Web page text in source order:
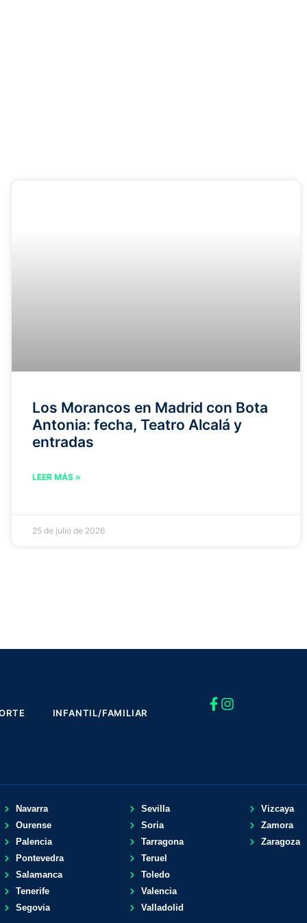
Los Morancos en Madrid con Bota
Antonia: fecha, Teatro Alcalá y
entradas
LEER MÁS »
25 de julio de 2026
INFANTIL/FAMILIAR
Navarra
Ourense
Palencia
Pontevedra
Salamanca
Tenerife
Segovia
Sevilla
Soria
Tarragona
Teruel
Toledo
Valencia
Valladolid
Vizcaya
Zamora
Zaragoza